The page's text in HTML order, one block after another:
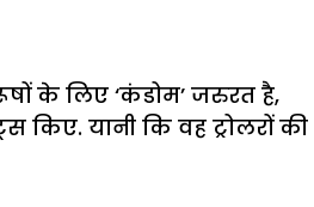
के लिए ‘कंडोम’ जरुरत है,
यानी कि वह ट्रोलरों की